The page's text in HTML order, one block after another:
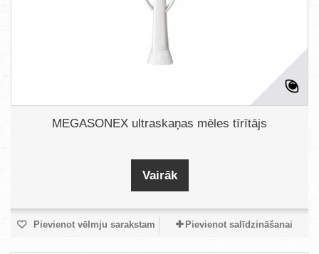
MEGASONEX ultraskaņas mēles tīrītājs
Vairāk
Pievienot vēlmju sarakstam Pievienot salīdzināšanai